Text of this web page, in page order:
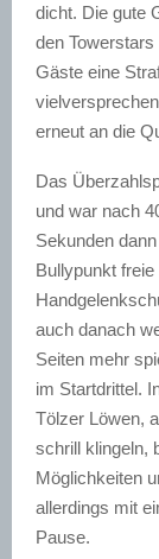
dicht. Die gute
den
Gäste eine
erneut an die
Das
und war nach
Sekunden
Bullypunkt
auch danach
Seiten mehr
im Startdrittel.
Tölzer Löwen,
schrill klingeln,
Möglichkeiten
allerdings mit
Pause.